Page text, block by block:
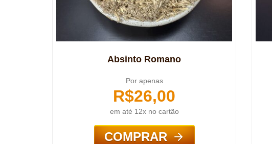
Absinto Romano
Por apenas
R$26,00
em até 12x no cartão
COMPRAR